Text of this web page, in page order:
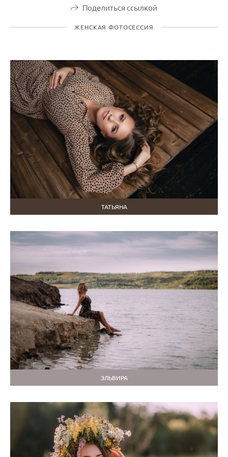
Поделиться ссылкой
ЖЕНСКАЯ ФОТОСЕССИЯ
ТАТЬЯНА
ЭЛЬВИРА